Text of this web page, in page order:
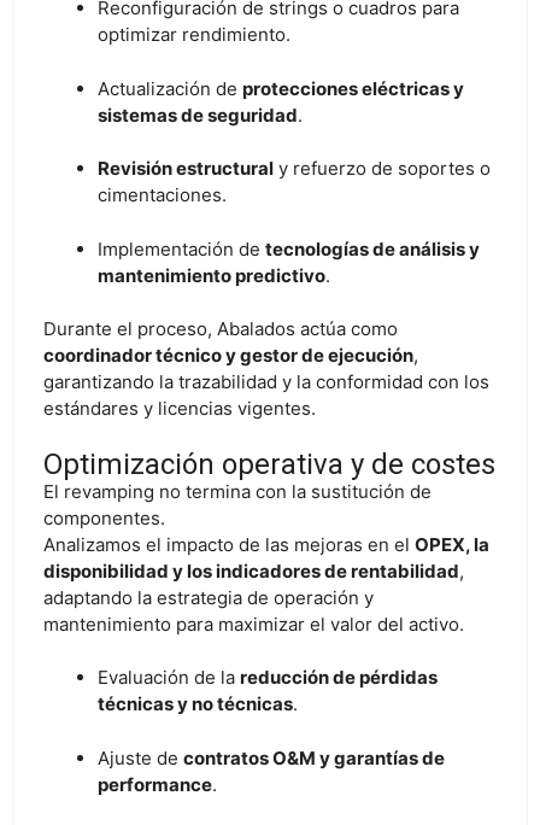
Reconfiguración de strings o cuadros para
optimizar rendimiento.
Actualización de protecciones eléctricas y
sistemas de seguridad.
Revisión estructural y refuerzo de soportes o
cimentaciones.
Implementación de tecnologías de análisis y
mantenimiento predictivo.
Durante el proceso, Abalados actúa como
coordinador técnico y gestor de ejecución,
garantizando la trazabilidad y la conformidad con los
estándares y licencias vigentes.
Optimización operativa y de costes
El revamping no termina con la sustitución de
componentes.
Analizamos el impacto de las mejoras en el OPEX, la
disponibilidad y los indicadores de rentabilidad,
adaptando la estrategia de operación y
mantenimiento para maximizar el valor del activo.
Evaluación de la reducción de pérdidas
técnicas y no técnicas.
Ajuste de contratos O&M y garantías de
performance.